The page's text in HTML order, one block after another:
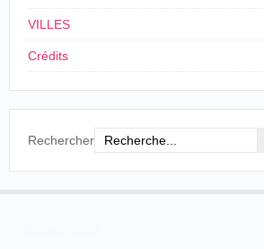
Mr. Marc Klaw, formerly a Cleveland
journalist, is now engaged exclusively in the service
of the Madison Square Theatre in suppressing
piracies of "Hazel Kirke" in the west. He should
have struck Bellaire this week.
The Chicago Daily Tribune, Chicago, 12 février
VILLES
Crédits
Rechercher